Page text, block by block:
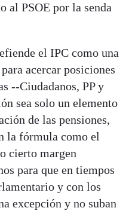
al PSOE por la senda
el IPC como una
acercar posiciones
--Ciudadanos, PP y
sea solo un elemento
de las pensiones,
la fórmula como el
cierto margen
para que en tiempos
y con los
excepción y no suban